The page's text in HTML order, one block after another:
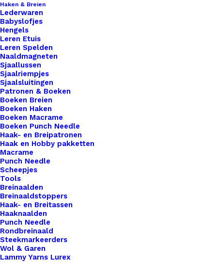
Haken & Breien
Lederwaren
Babyslofjes
Hengels
Leren Etuis
Leren Spelden
Naaldmagneten
Sjaallussen
Sjaalriempjes
Sjaalsluitingen
Patronen & Boeken
Boeken Breien
Boeken Haken
Boeken Macrame
Boeken Punch Needle
Haak- en Breipatronen
Haak en Hobby pakketten
Macrame
Punch Needle
Scheepjes
Tools
Breinaalden
Breinaaldstoppers
Haak- en Breitassen
Haaknaalden
Punch Needle
Rondbreinaald
Steekmarkeerders
Wol & Garen
Lammy Yarns Lurex
. .
14 op voorraad
Veiligheidsoogjes
Gekleurd
Rond
6mm
Blauw
aantal
Toevoegen aan winkelwagen
Toevoegen aan verlanglijst
Artikelnummer
Categorie
Kleur
Binnen 1-3 werkdagen verzonden
Veilig betalen
Unieke en kwaliteitsproducten